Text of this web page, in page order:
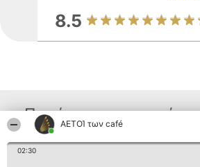
ΑΕΤΟΊ των café
02:30
8.5
Παρόμοιες
περιοχές